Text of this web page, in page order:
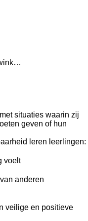
situaties waarin zij
geven of hun
leren leerlingen:
voelt
anderen
veilige en positieve